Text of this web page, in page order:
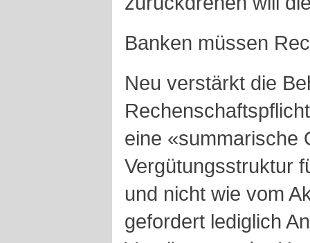
Banken müssen
Neu verstärkt die
eine «summarische
Vergütungsstruktur
und nicht wie vom
gefordert lediglich